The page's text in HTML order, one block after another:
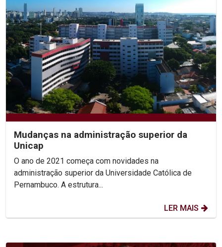
Mudanças na administração superior da
Unicap
O ano de 2021 começa com novidades na
administração superior da Universidade Católica de
Pernambuco. A estrutura...
LER MAIS